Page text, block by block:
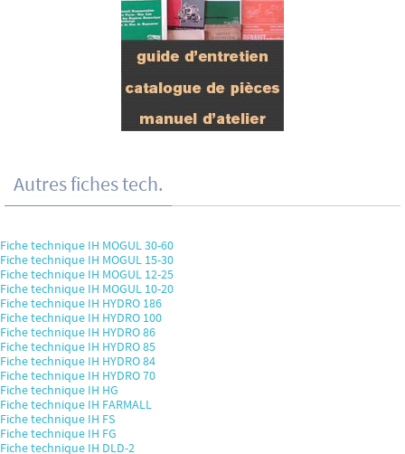
Autres fiches tech.
Fiche technique IH MOGUL 30-60
Fiche technique IH MOGUL 15-30
Fiche technique IH MOGUL 12-25
Fiche technique IH MOGUL 10-20
Fiche technique IH HYDRO 186
Fiche technique IH HYDRO 100
Fiche technique IH HYDRO 86
Fiche technique IH HYDRO 85
Fiche technique IH HYDRO 84
Fiche technique IH HYDRO 70
Fiche technique IH HG
Fiche technique IH FARMALL
Fiche technique IH FS
Fiche technique IH FG
Fiche technique IH DLD-2